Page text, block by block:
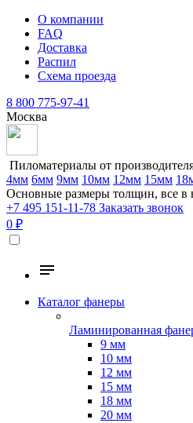
О компании
FAQ
Доставка
Распил
Схема проезда
8 800 775-97-41
Москва
Пиломатериалы от
4мм 6мм 9мм 10мм 12мм 15мм
Основные размеры толщин, все в
+7 495 151-11-78 Заказать звонок
0 ₽
Каталог фанеры
Ламинированная
9 мм
10 мм
12 мм
15 мм
18 мм
20 мм